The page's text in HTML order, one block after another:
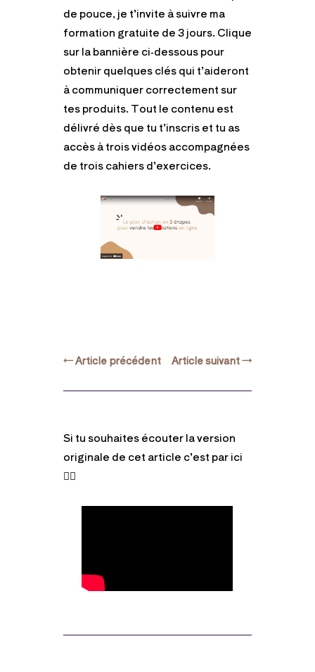
de pouce, je t’invite à suivre ma
formation gratuite de 3 jours. Clique
sur la bannière ci-dessous pour
obtenir quelques clés qui t’aideront
à communiquer correctement sur
tes produits. Tout le contenu est
délivré dès que tu t’inscris et tu as
accès à trois vidéos accompagnées
de trois cahiers d’exercices.
←Article précédent Article suivant→
Si tu souhaites écouter la version
originale de cet article c’est par ici
👇🏻